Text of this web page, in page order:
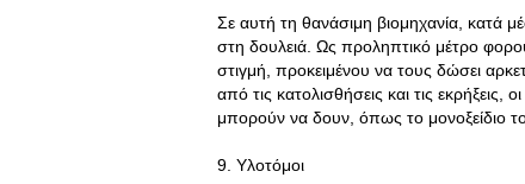
Σε αυτή τη θανάσιμη βιομηχανία, κατά
στη δουλειά. Ως προληπτικό μέτρο
στιγμή, προκειμένου να τους δώσει
από τις κατολισθήσεις και τις
μπορούν να δουν, όπως το μονοξείδιο
9. Υλοτόμοι